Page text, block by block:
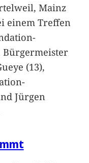
Mainz
einem Treffen
Bürgermeister
(13),
Jürgen